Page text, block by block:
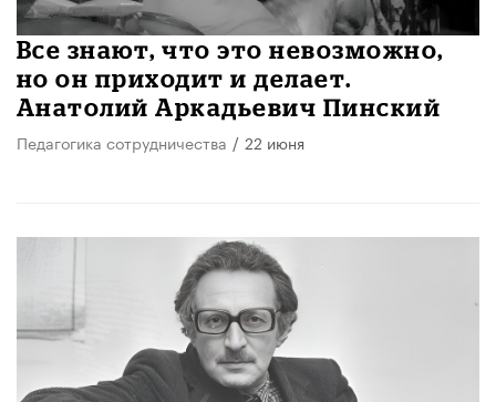
Все знают, что это невозможно,
но он приходит и делает.
Анатолий Аркадьевич Пинский
Педагогика сотрудничества / 22 июня